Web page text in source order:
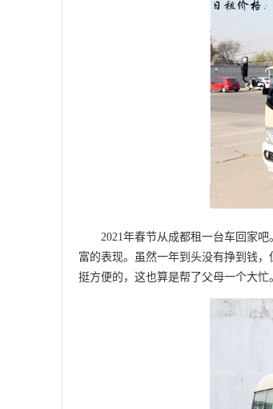
2021年春节从成都租一台车回家吧
富的表现。虽然一年到头没有挣到钱
挺方便的，这也算是帮了父母一个大忙